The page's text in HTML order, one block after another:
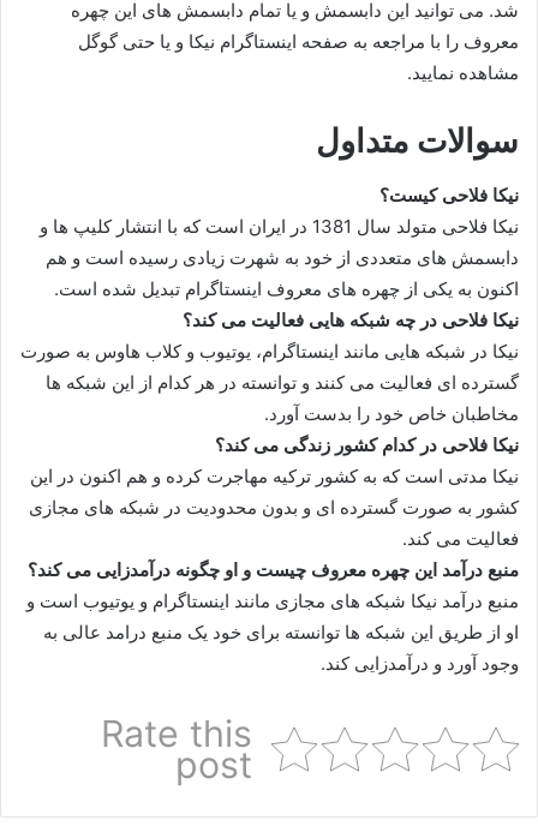
شد. می‌ توانید این دابسمش و یا تمام دابسمش های این چهره
معروف را با مراجعه به صفحه اینستاگرام نیکا و یا حتی گوگل
مشاهده نمایید.
سوالات متداول
نیکا فلاحی کیست؟
نیکا فلاحی متولد سال 1381 در ایران است که با انتشار کلیپ ها و
دابسمش های متعددی از خود به شهرت زیادی رسیده است و هم
اکنون به یکی از چهره های معروف اینستاگرام تبدیل شده است.
نیکا فلاحی در چه شبکه هایی فعالیت می کند؟
نیکا در شبکه هایی مانند اینستاگرام، یوتیوب و کلاب هاوس به صورت
گسترده ای فعالیت می‌ کنند و توانسته در هر کدام از این شبکه‌ ها
مخاطبان خاص خود را بدست آورد.
نیکا فلاحی در کدام کشور زندگی می کند؟
نیکا مدتی است که به کشور ترکیه مهاجرت کرده و هم اکنون در این
کشور به صورت گسترده ای و بدون محدودیت در شبکه های مجازی
فعالیت می کند.
منبع درآمد این چهره معروف چیست و او چگونه درآمدزایی می کند؟
منبع درآمد نیکا شبکه های مجازی مانند اینستاگرام و یوتیوب است و
او از طریق این شبکه ها توانسته برای خود یک منبع درامد عالی به
وجود آورد و درآمدزایی کند.
Rate this
post